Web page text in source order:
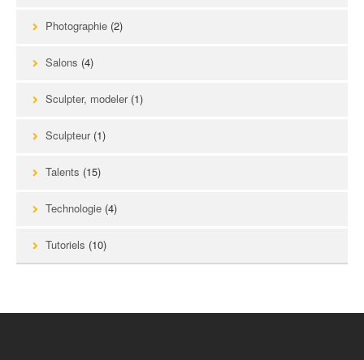
Photographie (2)
Salons (4)
Sculpter, modeler(1)
Sculpteur(1)
Talents (15)
Technologie (4)
Tutoriels (10)